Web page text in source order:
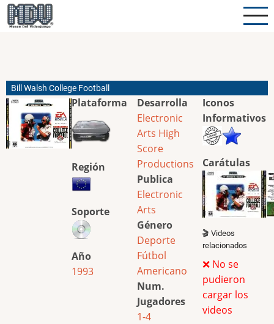
Pasar
al
Bill Walsh College Football
Plataforma
Región
Soporte
Año
1993
Desarrolla
Electronic
Arts High
Score
Productions
Publica
Electronic
Arts
Género
Deporte
Fútbol
Americano
Num.
Jugadores
1-4
Iconos
Informativos
Carátulas
🎬 Videos
relacionados
❌ No se
pudieron
cargar los
videos